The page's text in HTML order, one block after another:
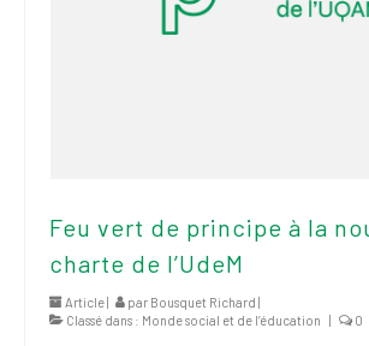
Feu vert de principe à la
charte de l’UdeM
Article | par Bousquet Richard |
Classé dans : Monde social et de l’éducation | 0